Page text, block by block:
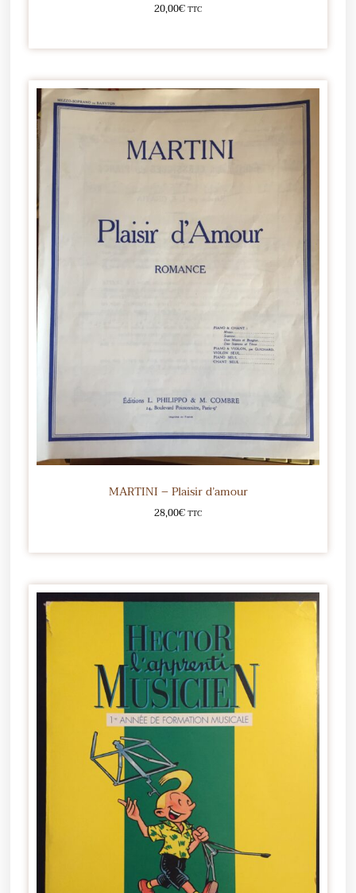
20,00€TTC
MARTINI – Plaisir d’amour
28,00€TTC